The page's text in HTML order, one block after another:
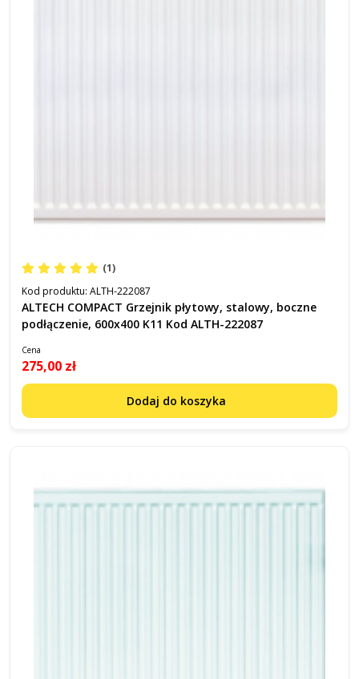
(1)
Kod produktu: ALTH-222087
ALTECH COMPACT Grzejnik płytowy, stalowy, boczne
podłączenie, 600x400 K11 Kod ALTH-222087
Cena
275,00 zł
Dodaj do koszyka